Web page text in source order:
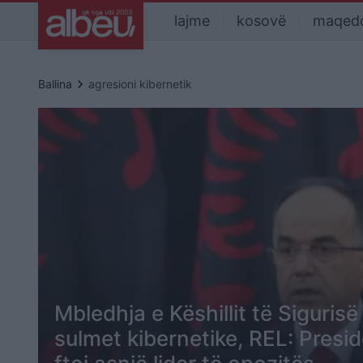
lajme kosovë
Ballina keyboard_arrow_right agresioni kibernetik
Mbledhja e Këshillit të
sulmet kibernetike, REL: